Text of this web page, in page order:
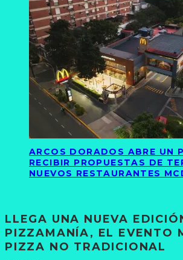
ARCOS DORADOS ABRE UN
RECIBIR PROPUESTAS DE
NUEVOS RESTAURANTES
LLEGA UNA NUEVA
PIZZAMANÍA, EL EVENTO
PIZZA NO TRADICIONAL